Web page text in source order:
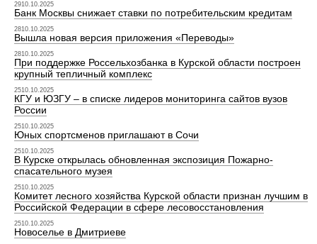
2910.10.2025
Банк Москвы снижает ставки по потребительским кредитам
2810.10.2025
Вышла новая версия приложения «Переводы»
2810.10.2025
При поддержке Россельхозбанка в Курской области построен
крупный тепличный комплекс
2510.10.2025
КГУ и ЮЗГУ – в списке лидеров мониторинга сайтов вузов
России
2510.10.2025
Юных спортсменов приглашают в Сочи
2510.10.2025
В Курске открылась обновленная экспозиция Пожарно-
спасательного музея
2510.10.2025
Комитет лесного хозяйства Курской области признан лучшим в
Российской Федерации в сфере лесовосстановления
2510.10.2025
Новоселье в Дмитриеве